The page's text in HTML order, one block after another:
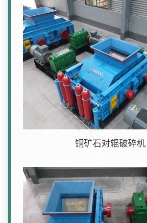
铜矿石对辊破碎机